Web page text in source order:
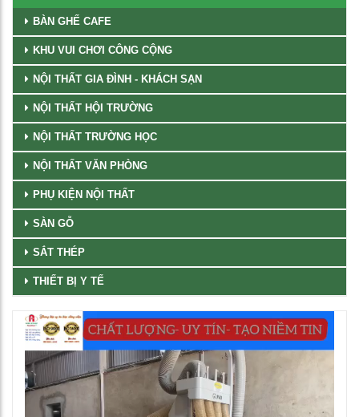
BÀN GHẾ CAFE
KHU VUI CHƠI CÔNG CỘNG
NỘI THẤT GIA ĐÌNH - KHÁCH SẠN
NỘI THẤT HỘI TRƯỜNG
NỘI THẤT TRƯỜNG HỌC
NỘI THẤT VĂN PHÒNG
PHỤ KIỆN NỘI THẤT
SÀN GỖ
SẮT THÉP
THIẾT BỊ Y TẾ
Trình
chơi
Video